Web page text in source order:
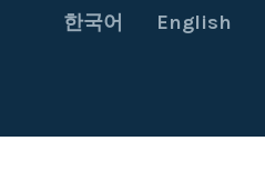
한국어 English